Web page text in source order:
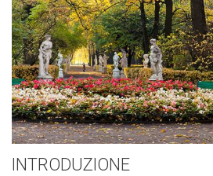
INTRODUZIONE